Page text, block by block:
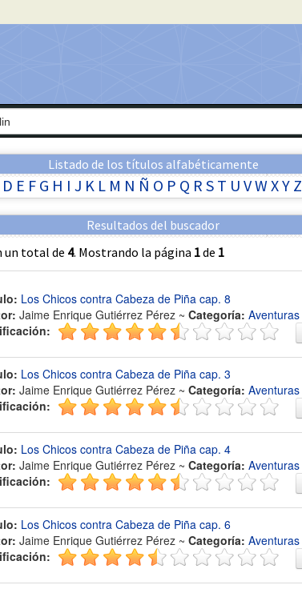
Listado de los títulos alfabéticamente
D E F G H I J K L M N Ñ O P Q R S T U VWXY Z
Resultados del buscador
un total de 4. Mostrando la página 1de 1
Los Chicos contra Cabeza de Piña cap. 8
Jaime Enrique Gutiérrez Pérez ~ Categoría: Aventuras
Los Chicos contra Cabeza de Piña cap. 3
Jaime Enrique Gutiérrez Pérez ~ Categoría: Aventuras
Los Chicos contra Cabeza de Piña cap. 4
Jaime Enrique Gutiérrez Pérez ~ Categoría: Aventuras
Los Chicos contra Cabeza de Piña cap. 6
Jaime Enrique Gutiérrez Pérez ~ Categoría: Aventuras